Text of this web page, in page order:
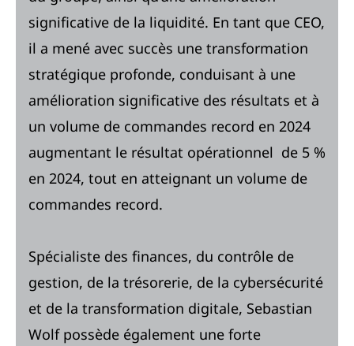
significative de la liquidité. En tant que CEO,
il a mené avec succès une transformation
stratégique profonde, conduisant à une
amélioration significative des résultats et à
un volume de commandes record en 2024
augmentant le résultat opérationnel de 5 %
en 2024, tout en atteignant un volume de
commandes record.
Spécialiste des finances, du contrôle de
gestion, de la trésorerie, de la cybersécurité
et de la transformation digitale, Sebastian
Wolf possède également une forte